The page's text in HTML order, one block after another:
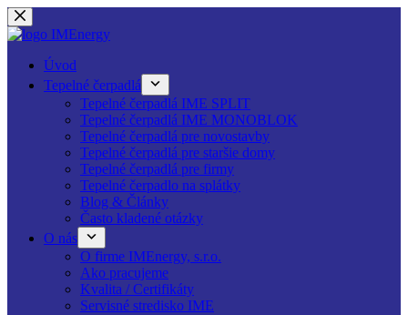
Skip
to
content
Úvod
Tepelné čerpadlá
Tepelné čerpadlá IME SPLIT
Tepelné čerpadlá IME MONOBLOK
Tepelné čerpadlá pre novostavby
Tepelné čerpadlá pre staršie domy
Tepelné čerpadlá pre firmy
Tepelné čerpadlo na splátky
Blog & Články
Často kladené otázky
O nás
O firme IMEnergy, s.r.o.
Ako pracujeme
Kvalita / Certifikáty
Servisné stredisko IME